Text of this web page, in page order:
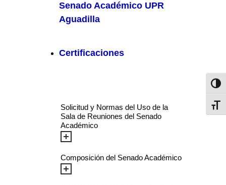
Senado Académico UPR
Aguadilla
Certificaciones
Solicitud y Normas del Uso de la
Sala de Reuniones del Senado
Académico
Composición del Senado Académico